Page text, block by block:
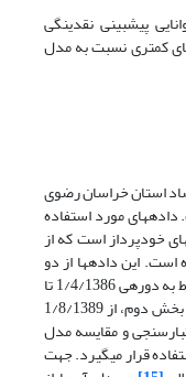
پیش­بینی نقدینگی
کمتری نسبت به مدل
استان خراسان رضوی
12/1389 (45 ماه) است. داده­های مورد استفاده
خودپرداز است که از
این داده­ها از دو
بخش تشکیل شده­اند. نخست، داده­های مربوط به دوره­ی 1/4/1386 تا
1/7/1389 (80% داده­ها) برای آموزش شبکه و بخش دوم، از 1/8/1389
اعتبارسنجی و مقایسه مدل
قرار می­گیرد. جهت